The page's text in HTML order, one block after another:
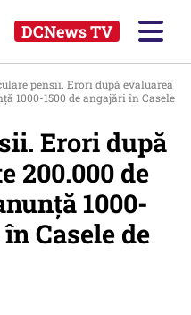
DCNews TV
pensii. Erori după evaluarea
1000-1500 de angajări în Casele
Erori după
200.000 de
1000-
Casele de